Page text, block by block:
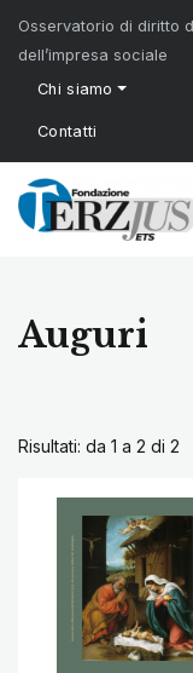
Osservatorio di diritto
dell’impresa sociale
Chi siamo
Contatti
Auguri
Risultati: da 1 a 2 di 2